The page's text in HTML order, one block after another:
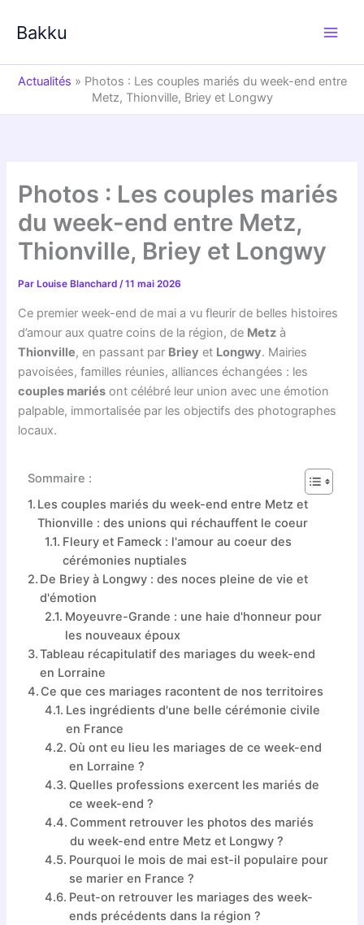
Bakku
Actualités » Photos : Les couples mariés du week-end entre
Metz, Thionville, Briey et Longwy
Photos : Les couples mariés
du week-end entre Metz,
Thionville, Briey et Longwy
Par Louise Blanchard/11 mai 2026
Ce premier week-end de mai a vu fleurir de belles histoires
d’amour aux quatre coins de la région, de Metz à
Thionville, en passant par Briey et Longwy. Mairies
pavoisées, familles réunies, alliances échangées : les
couples mariés ont célébré leur union avec une émotion
palpable, immortalisée par les objectifs des photographes
locaux.
Sommaire :
Les couples mariés du week-end entre Metz et
Thionville : des unions qui réchauffent le coeur
Fleury et Fameck : l'amour au coeur des
cérémonies nuptiales
De Briey à Longwy : des noces pleine de vie et
d'émotion
Moyeuvre-Grande : une haie d'honneur pour
les nouveaux époux
Tableau récapitulatif des mariages du week-end
en Lorraine
Ce que ces mariages racontent de nos territoires
Les ingrédients d'une belle cérémonie civile
en France
Où ont eu lieu les mariages de ce week-end
en Lorraine ?
Quelles professions exercent les mariés de
ce week-end ?
Comment retrouver les photos des mariés
du week-end entre Metz et Longwy ?
Pourquoi le mois de mai est-il populaire pour
se marier en France ?
Peut-on retrouver les mariages des week-
ends précédents dans la région ?